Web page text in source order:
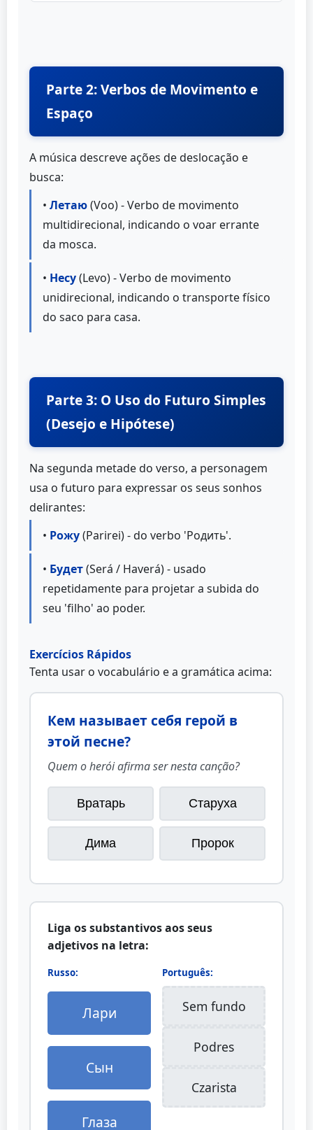
Parte 2: Verbos de Movimento e
Espaço
A música descreve ações de deslocação e
busca:
• Летаю(Voo) - Verbo de movimento
multidirecional, indicando o voar errante
da mosca.
• Несу(Levo) - Verbo de movimento
unidirecional, indicando o transporte físico
do saco para casa.
Parte 3: O Uso do Futuro Simples
(Desejo e Hipótese)
Na segunda metade do verso, a personagem
usa o futuro para expressar os seus sonhos
delirantes:
• Рожу(Parirei) - do verbo 'Родить'.
• Будет(Será / Haverá) - usado
repetidamente para projetar a subida do
seu 'filho' ao poder.
Exercícios Rápidos
Tenta usar o vocabulário e a gramática acima:
Кем называет себя герой в
этой песне?
Quem o herói afirma ser nesta canção?
Вратарь Старуха
Дима Пророк
Liga os substantivos aos seus
adjetivos na letra:
Russo:
Лари
Сын
Глаза
Português:
Sem fundo
Podres
Czarista